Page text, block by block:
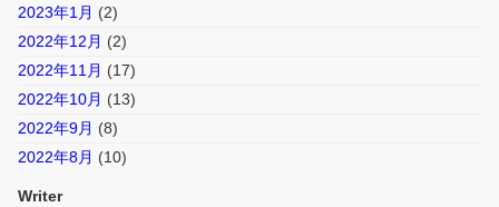
2023年1月 (2)
2022年12月 (2)
2022年11月 (17)
2022年10月 (13)
2022年9月 (8)
2022年8月 (10)
Writer